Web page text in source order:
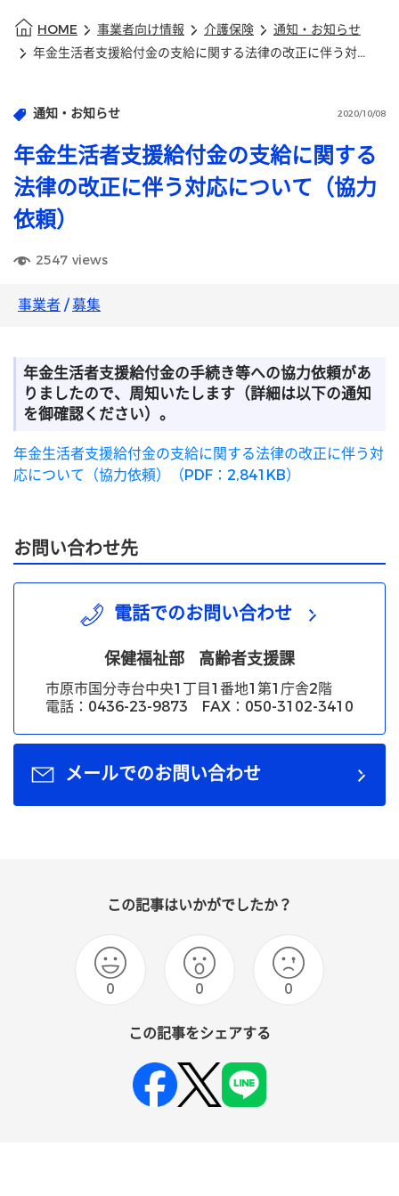
HOME 事業者向け情報 介護保険
通知・お知らせ
年金生活者支援給付金の支給に関する法律の改正に伴う対応について（協力依頼）
通知・お知らせ 2020/10/08
年金生活者支援給付金の支給に関する
法律の改正に伴う対応について（協力
依頼）
2547 views
事業者 /募集
年金生活者支援給付金の手続き等への協力依頼があ
りましたので、周知いたします（詳細は以下の通知
を御確認ください）。
年金生活者支援給付金の支給に関する法律の改正に伴う対
応について（協力依頼）（PDF：2,841KB）
お問い合わせ先
電話でのお問い合わせ
保健福祉部 高齢者支援課
市原市国分寺台中央1丁目1番地1第1庁舎2階
電話：0436-23-9873 FAX：050-3102-3410
メールでのお問い合わせ
この記事はいかがでしたか？
0 0 0
この記事をシェアする